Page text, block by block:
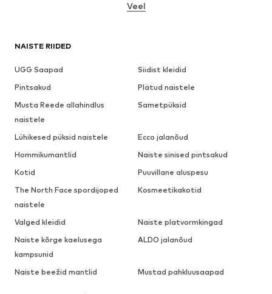
NAISTE RIIDED
UGG Saapad
Siidist kleidid
Pintsakud
Plätud naistele
Musta Reede allahindlus
naistele
Sametpüksid
Lühikesed püksid naistele
Ecco jalanõud
Hommikumantlid
Naiste sinised pintsakud
Kotid
Puuvillane aluspesu
The North Face spordijoped
naistele
Kosmeetikakotid
Valged kleidid
Naiste platvormkingad
Naiste kõrge kaelusega
kampsunid
ALDO jalanõud
Naiste beežid mantlid Mustad pahkluusaapad
Veel